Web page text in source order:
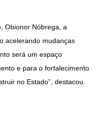
Obionor Nóbrega, a
acelerando mudanças
será um espaço
e para o fortalecimento
no Estado”, destacou.